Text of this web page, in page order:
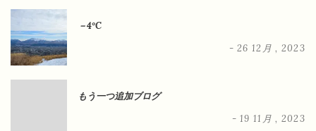
－4°C
- 26 12月 , 2023
もう一つ追加ブログ
- 19 11月 , 2023